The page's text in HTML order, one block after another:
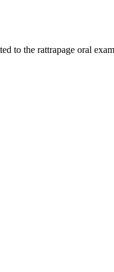
to the rattrapage oral